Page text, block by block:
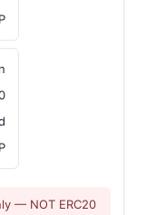
— NOT ERC20